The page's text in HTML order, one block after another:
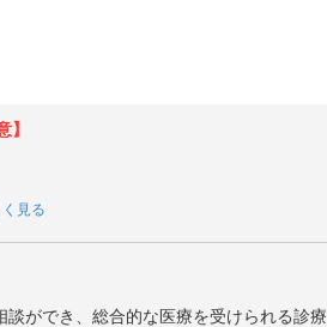
】
見る
ができ、総合的な医療を受けられる診療